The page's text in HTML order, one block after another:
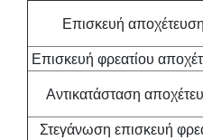
Επισκευή
Επισκευή φρεατίου
Αντικατάσταση
Στεγάνωση επισκευή